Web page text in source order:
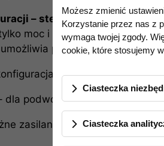
– stereo, monoblok i bi-
moc i czystość dźwięku, ale
pracę w trzech trybach:
lewy/prawy kanał,
dla podwojenia mocy przy
zasilanie sekcji nisko- i
Możesz zmienić
Korzystanie przez nas z
wymaga twojej zgody.
cookie, które stosujemy
Ciasteczka
Ciasteczka